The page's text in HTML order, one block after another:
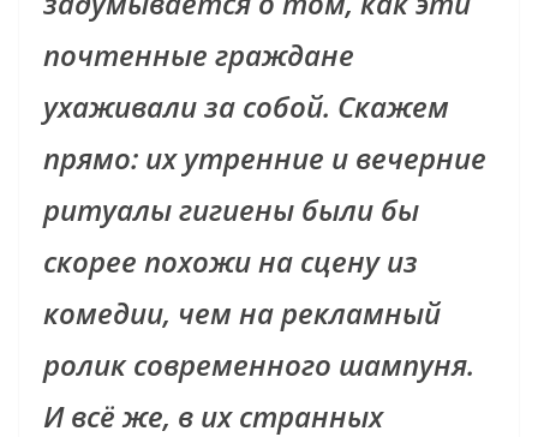
почтенные граждане
ухаживали за собой. Скажем
прямо: их утренние и вечерние
ритуалы гигиены были бы
скорее похожи на сцену из
комедии, чем на рекламный
ролик современного шампуня.
И всё же, в их странных